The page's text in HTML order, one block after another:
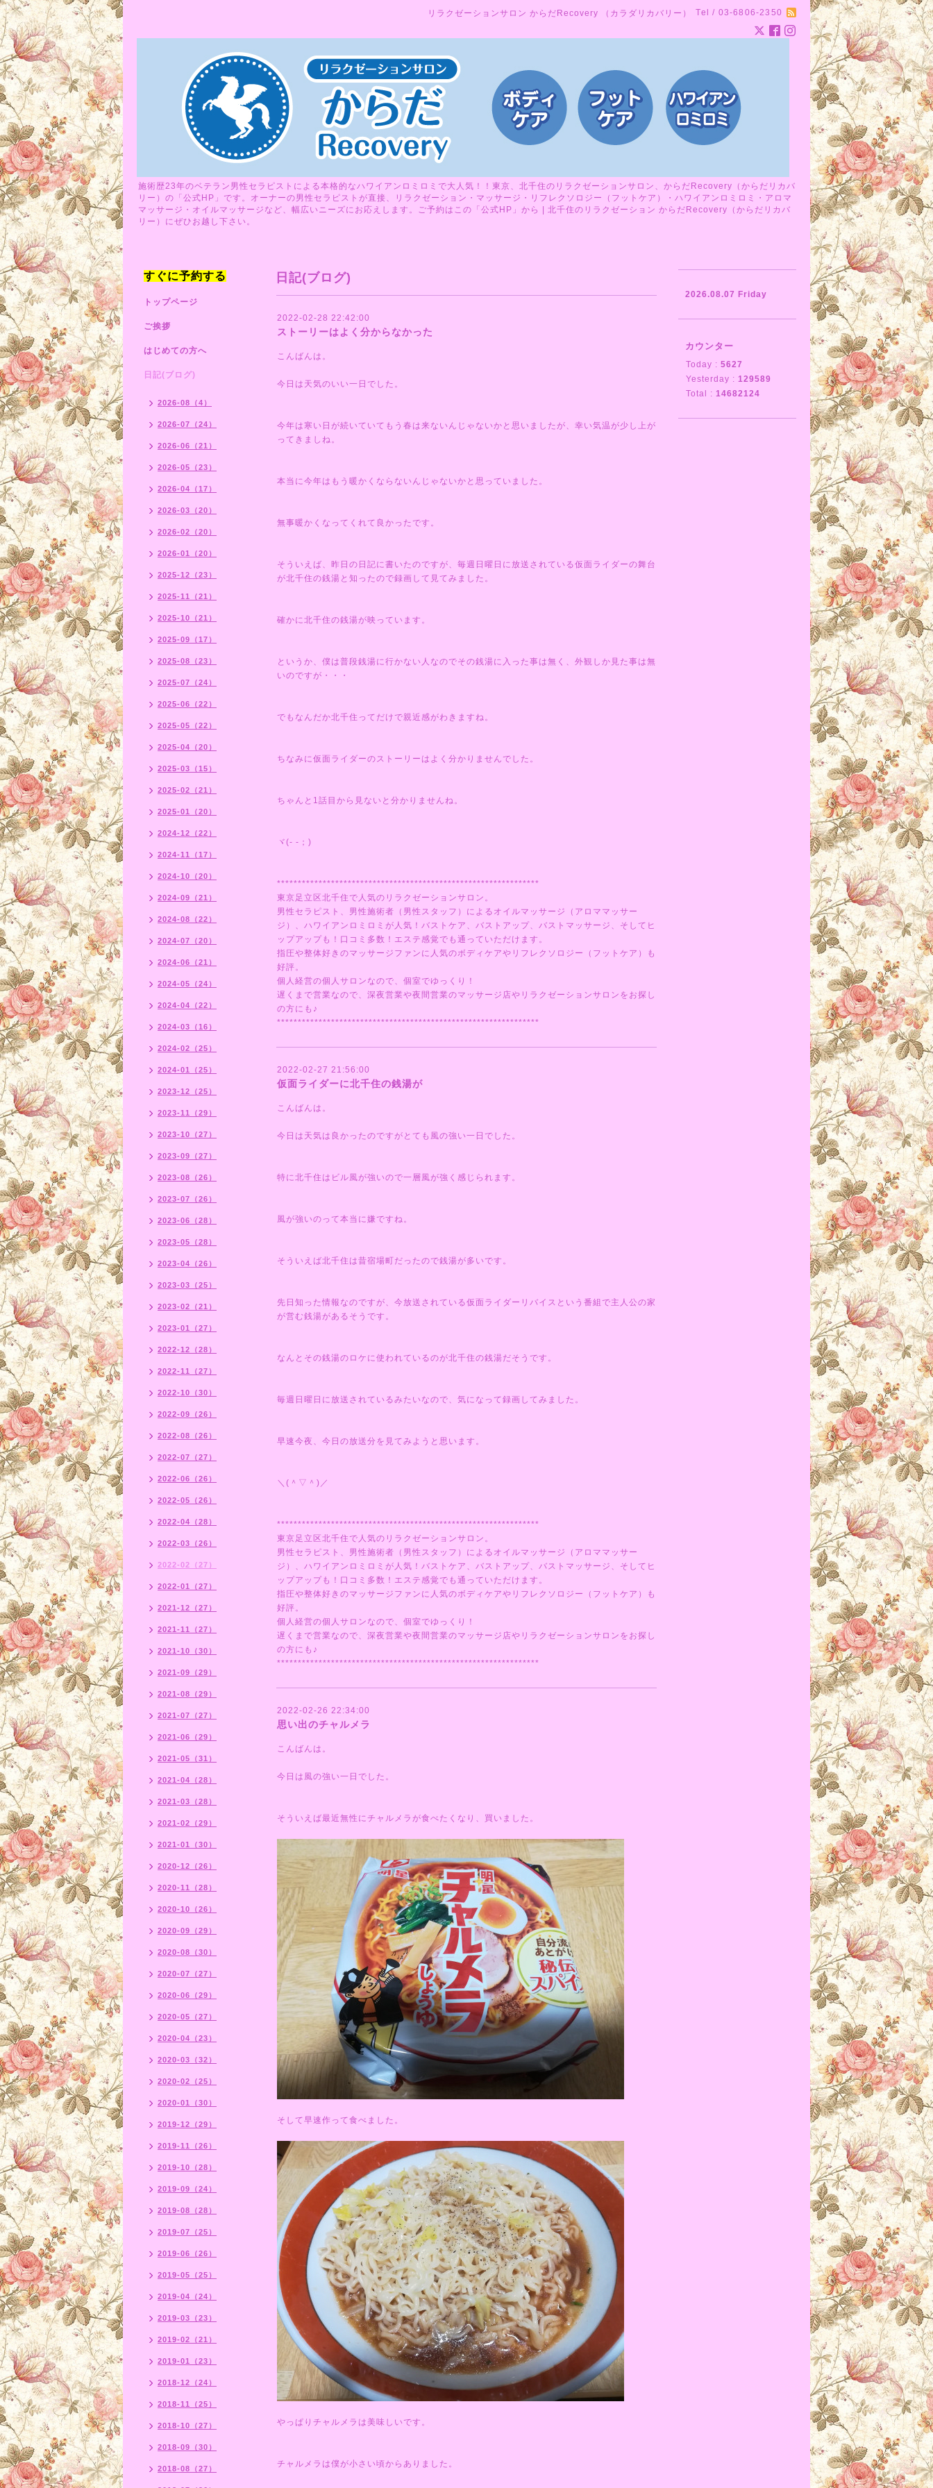
リラクゼーションサロン からだRecovery （カラダリカバリー） Tel / 03-6806-2350
施術歴23年のベテラン男性セラピストによる本格的なハワイアンロミロミで大人気！！東京、北千住のリラクゼーションサロン、からだRecovery（からだリカバ
リー）の「公式HP」です。オーナーの男性セラピストが直接、リラクゼーション・マッサージ・リフレクソロジー（フットケア）・ハワイアンロミロミ・アロマ
マッサージ・オイルマッサージなど、幅広いニーズにお応えします。ご予約はこの「公式HP」から | 北千住のリラクゼーション からだRecovery（からだリカバ
リー）にぜひお越し下さい。
日記(ブログ)
2022-02-28 22:42:00
ストーリーはよく分からなかった
こんばんは。
今日は天気のいい一日でした。
今年は寒い日が続いていてもう春は来ないんじゃないかと思いましたが、幸い気温が少し上が
ってきましね。
本当に今年はもう暖かくならないんじゃないかと思っていました。
無事暖かくなってくれて良かったです。
そういえば、昨日の日記に書いたのですが、毎週日曜日に放送されている仮面ライダーの舞台
が北千住の銭湯と知ったので録画して見てみました。
確かに北千住の銭湯が映っています。
というか、僕は普段銭湯に行かない人なのでその銭湯に入った事は無く、外観しか見た事は無
いのですが・・・
でもなんだか北千住ってだけで親近感がわきますね。
ちなみに仮面ライダーのストーリーはよく分かりませんでした。
ちゃんと1話目から見ないと分かりませんね。
ヾ(- -；)
***************************************************************
東京足立区北千住で人気のリラクゼーションサロン。
男性セラピスト、男性施術者（男性スタッフ）によるオイルマッサージ（アロママッサー
ジ）、ハワイアンロミロミが人気！バストケア、バストアップ、バストマッサージ、そしてヒ
ップアップも！口コミ多数！エステ感覚でも通っていただけます。
指圧や整体好きのマッサージファンに人気のボディケアやリフレクソロジー（フットケア）も
好評。
個人経営の個人サロンなので、個室でゆっくり！
遅くまで営業なので、深夜営業や夜間営業のマッサージ店やリラクゼーションサロンをお探し
の方にも♪
***************************************************************
2022-02-27 21:56:00
仮面ライダーに北千住の銭湯が
こんばんは。
今日は天気は良かったのですがとても風の強い一日でした。
特に北千住はビル風が強いので一層風が強く感じられます。
風が強いのって本当に嫌ですね。
そういえば北千住は昔宿場町だったので銭湯が多いです。
先日知った情報なのですが、今放送されている仮面ライダーリバイスという番組で主人公の家
が営む銭湯があるそうです。
なんとその銭湯のロケに使われているのが北千住の銭湯だそうです。
毎週日曜日に放送されているみたいなので、気になって録画してみました。
早速今夜、今日の放送分を見てみようと思います。
＼(＾▽＾)／
***************************************************************
東京足立区北千住で人気のリラクゼーションサロン。
男性セラピスト、男性施術者（男性スタッフ）によるオイルマッサージ（アロママッサー
ジ）、ハワイアンロミロミが人気！バストケア、バストアップ、バストマッサージ、そしてヒ
ップアップも！口コミ多数！エステ感覚でも通っていただけます。
指圧や整体好きのマッサージファンに人気のボディケアやリフレクソロジー（フットケア）も
好評。
個人経営の個人サロンなので、個室でゆっくり！
遅くまで営業なので、深夜営業や夜間営業のマッサージ店やリラクゼーションサロンをお探し
の方にも♪
***************************************************************
2022-02-26 22:34:00
思い出のチャルメラ
こんばんは。
今日は風の強い一日でした。
そういえば最近無性にチャルメラが食べたくなり、買いました。
そして早速作って食べました。
やっぱりチャルメラは美味しいです。
チャルメラは僕が小さい頃からありました。
すぐに予約する
トップページ
ご挨拶
はじめての方へ
日記(ブログ)
2026-08（4）
2026-07（24）
2026-06（21）
2026-05（23）
2026-04（17）
2026-03（20）
2026-02（20）
2026-01（20）
2025-12（23）
2025-11（21）
2025-10（21）
2025-09（17）
2025-08（23）
2025-07（24）
2025-06（22）
2025-05（22）
2025-04（20）
2025-03（15）
2025-02（21）
2025-01（20）
2024-12（22）
2024-11（17）
2024-10（20）
2024-09（21）
2024-08（22）
2024-07（20）
2024-06（21）
2024-05（24）
2024-04（22）
2024-03（16）
2024-02（25）
2024-01（25）
2023-12（25）
2023-11（29）
2023-10（27）
2023-09（27）
2023-08（26）
2023-07（26）
2023-06（28）
2023-05（28）
2023-04（26）
2023-03（25）
2023-02（21）
2023-01（27）
2022-12（28）
2022-11（27）
2022-10（30）
2022-09（26）
2022-08（26）
2022-07（27）
2022-06（26）
2022-05（26）
2022-04（28）
2022-03（26）
2022-02（27）
2022-01（27）
2021-12（27）
2021-11（27）
2021-10（30）
2021-09（29）
2021-08（29）
2021-07（27）
2021-06（29）
2021-05（31）
2021-04（28）
2021-03（28）
2021-02（29）
2021-01（30）
2020-12（26）
2020-11（28）
2020-10（26）
2020-09（29）
2020-08（30）
2020-07（27）
2020-06（29）
2020-05（27）
2020-04（23）
2020-03（32）
2020-02（25）
2020-01（30）
2019-12（29）
2019-11（26）
2019-10（28）
2019-09（24）
2019-08（28）
2019-07（25）
2019-06（26）
2019-05（25）
2019-04（24）
2019-03（23）
2019-02（21）
2019-01（23）
2018-12（24）
2018-11（25）
2018-10（27）
2018-09（30）
2018-08（27）
2026.08.07 Friday
カウンター
Today : 5627
Yesterday : 129589
Total : 14682124